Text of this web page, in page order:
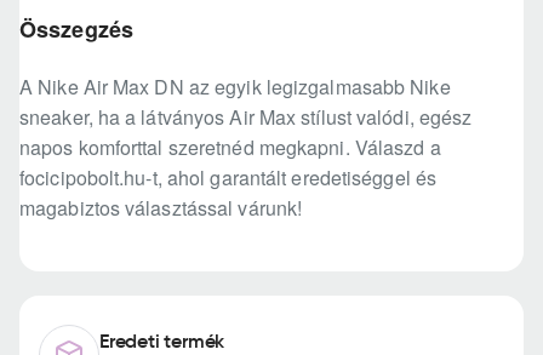
Összegzés
A Nike Air Max DN az egyik legizgalmasabb Nike
sneaker, ha a látványos Air Max stílust valódi, egész
napos komforttal szeretnéd megkapni. Válaszd a
focicipobolt.hu-t, ahol garantált eredetiséggel és
magabiztos választással várunk!
Eredeti termék